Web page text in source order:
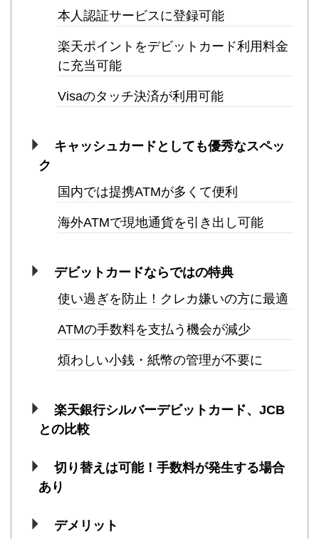
本人認証サービスに登録可能
楽天ポイントをデビットカード利用料金
に充当可能
Visaのタッチ決済が利用可能
キャッシュカードとしても優秀なスペッ
ク
国内では提携ATMが多くて便利
海外ATMで現地通貨を引き出し可能
デビットカードならではの特典
使い過ぎを防止！クレカ嫌いの方に最適
ATMの手数料を支払う機会が減少
煩わしい小銭・紙幣の管理が不要に
楽天銀行シルバーデビットカード、JCB
との比較
切り替えは可能！手数料が発生する場合
あり
デメリット